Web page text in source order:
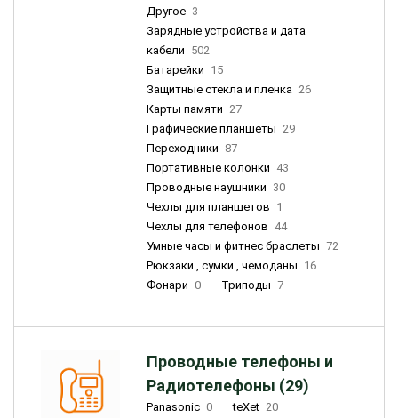
Другое 3
Зарядные устройства и дата
кабели 502
Батарейки 15
Защитные стекла и пленка 26
Карты памяти 27
Графические планшеты 29
Переходники 87
Портативные колонки 43
Проводные наушники 30
Чехлы для планшетов 1
Чехлы для телефонов 44
Умные часы и фитнес браслеты 72
Рюкзаки , сумки , чемоданы 16
Фонари 0 Триподы 7
Проводные телефоны и
Радиотелефоны (29)
Panasonic 0 teXet 20